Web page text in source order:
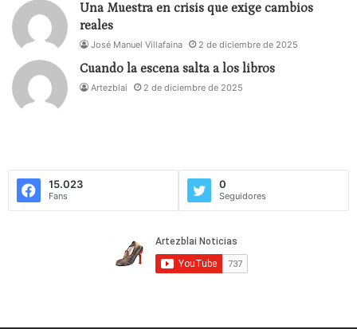
Una Muestra en crisis que exige cambios
reales
José Manuel Villafaina 2 de diciembre de 2025
Cuando la escena salta a los libros
Artezblai 2 de diciembre de 2025
15.023
Fans
0
Seguidores